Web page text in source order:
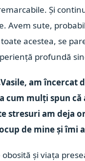
Și
Avem sute,
acestea, se
profundă
am încercat
cum mulți spun că
stresuri am deja
de mine și îmi
și viața